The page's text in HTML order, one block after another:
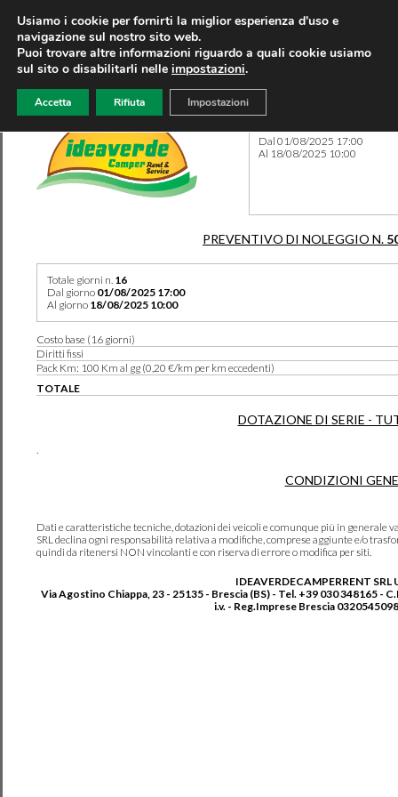
Dal 01/08/2025 17:00
Al 18/08/2025 10:00
PREVENTIVO DI NOLEGGIO N.
Totale giorni n. 16
Dal giorno 01/08/2025 17:00
Al giorno 18/08/2025 10:00
Costo base (16 giorni)
Diritti fissi
Pack Km: 100 Km al gg (0,20 €/km per km eccedenti)
TOTALE
DOTAZIONE DI SERIE -
.
CONDIZIONI
Dati e caratteristiche tecniche, dotazioni dei veicoli e comunque più in generale
SRL declina ogni responsabilità relativa a modifiche, comprese aggiunte e/o
quindi da ritenersi NON vincolanti e con riserva di errore o modifica per siti.
IDEAVERDECAMPERRENT SRL
Via Agostino Chiappa, 23 - 25135 - Brescia (BS) - Tel. +39 030 348165 -
i.v. - Reg.Imprese Brescia
Usiamo i cookie per fornirti la miglior esperienza d'uso e
navigazione sul nostro sito web.
Puoi trovare altre informazioni riguardo a quali cookie usiamo
sul sito o disabilitarli nelle impostazioni.
Accetta Rifiuta Impostazioni